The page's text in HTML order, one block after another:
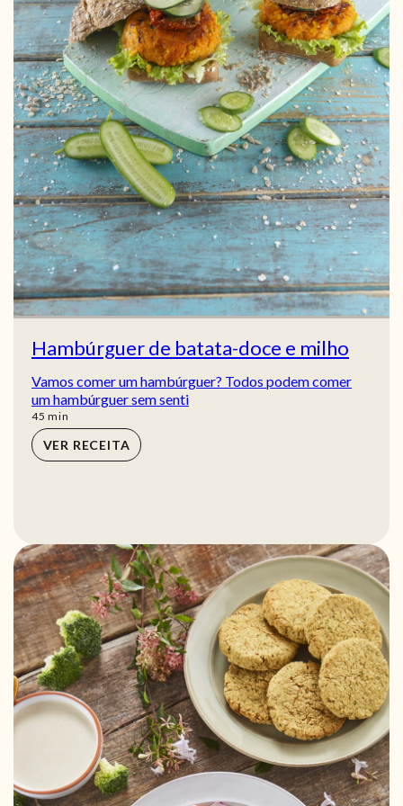
Hambúrguer de batata-doce e milho
Vamos comer um hambúrguer? Todos podem comer
um hambúrguer sem senti
45 min
min
VER RECEITA